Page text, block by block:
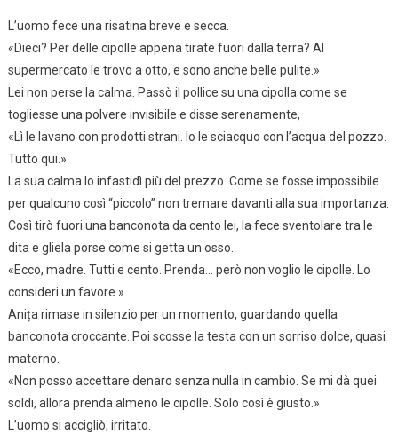
L’uomo fece una risatina breve e secca.
«Dieci? Per delle cipolle appena tirate fuori dalla terra? Al
supermercato le trovo a otto, e sono anche belle pulite.»
Lei non perse la calma. Passò il pollice su una cipolla come se
togliesse una polvere invisibile e disse serenamente,
«Lì le lavano con prodotti strani. Io le sciacquo con l’acqua del pozzo.
Tutto qui.»
La sua calma lo infastidì più del prezzo. Come se fosse impossibile
per qualcuno così “piccolo” non tremare davanti alla sua importanza.
Così tirò fuori una banconota da cento lei, la fece sventolare tra le
dita e gliela porse come si getta un osso.
«Ecco, madre. Tutti e cento. Prenda… però non voglio le cipolle. Lo
consideri un favore.»
Anița rimase in silenzio per un momento, guardando quella
banconota croccante. Poi scosse la testa con un sorriso dolce, quasi
materno.
«Non posso accettare denaro senza nulla in cambio. Se mi dà quei
soldi, allora prenda almeno le cipolle. Solo così è giusto.»
L’uomo si accigliò, irritato.